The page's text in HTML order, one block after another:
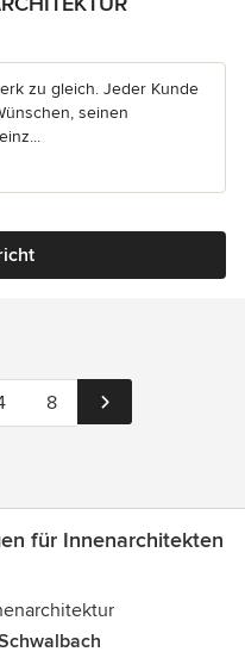
5 Sternen
zu gleich. Jeder Kunde
seinen
8
für Innenarchitekten